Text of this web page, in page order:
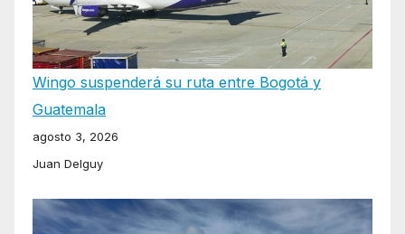
Wingo suspenderá su ruta entre Bogotá y
Guatemala
agosto 3, 2026
Juan Delguy